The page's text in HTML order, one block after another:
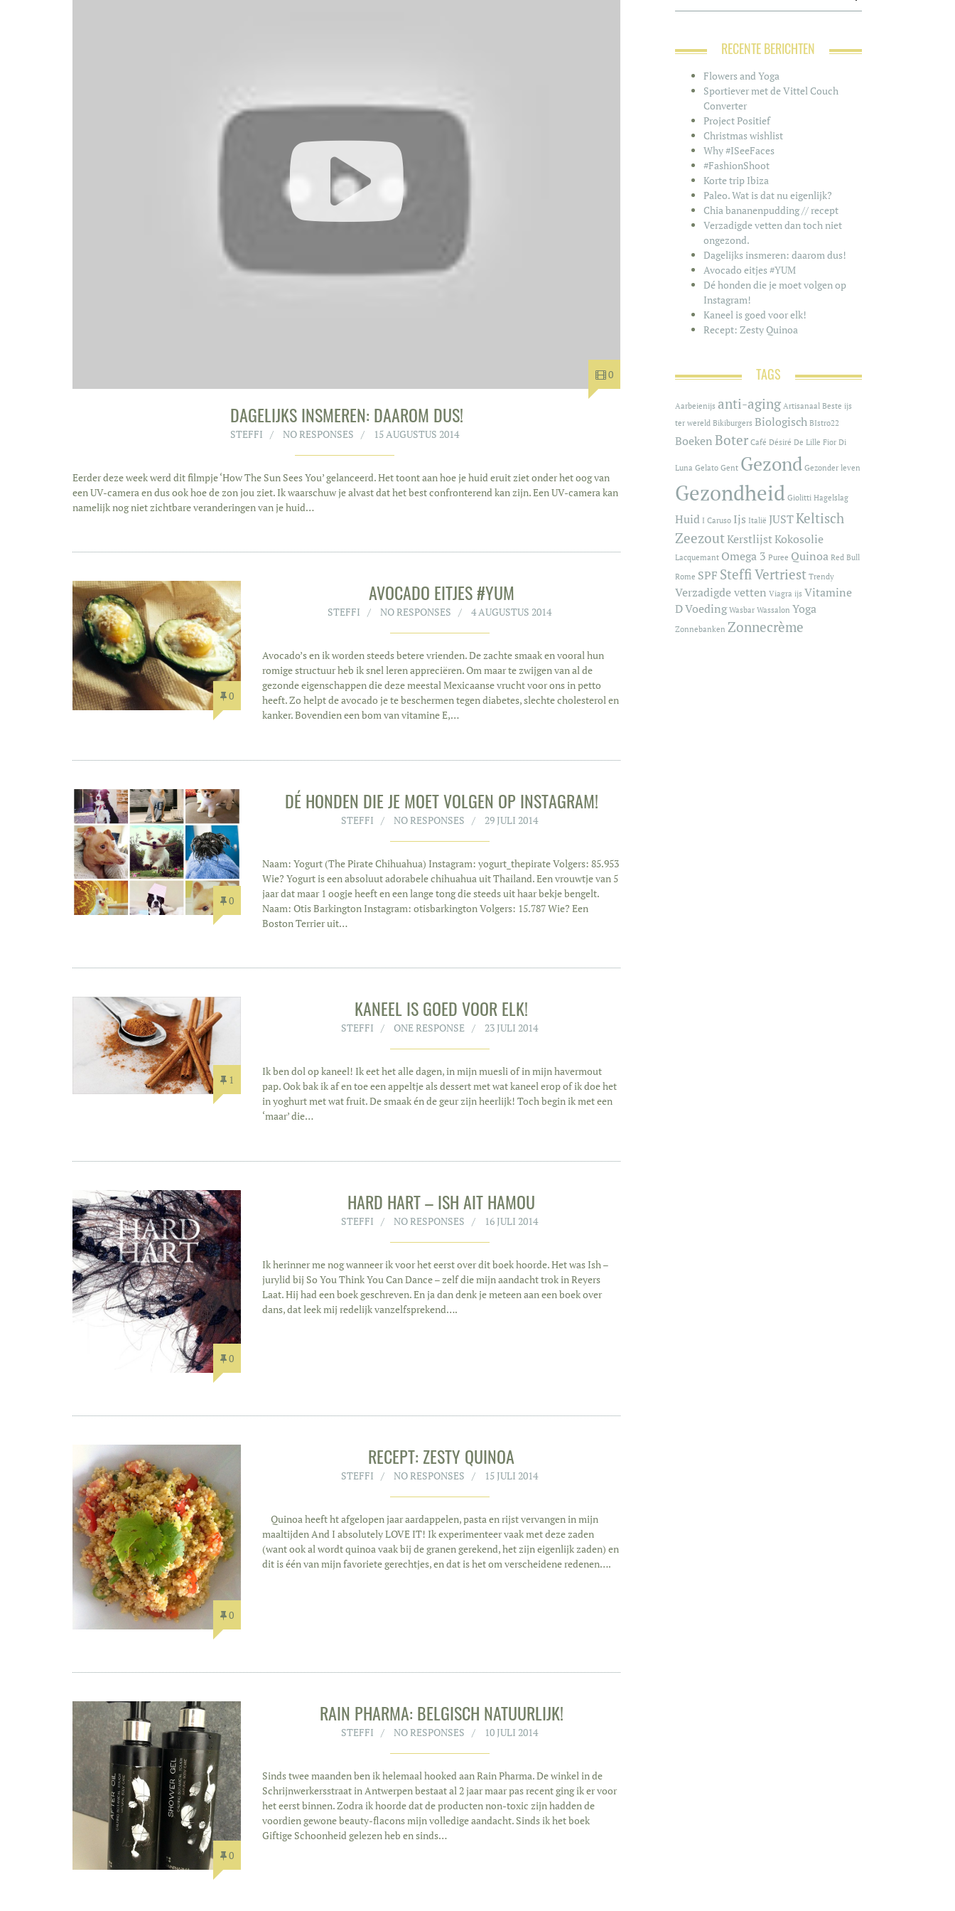
0
DAGELIJKS INSMEREN: DAAROM DUS!
STEFFI NO RESPONSES 15 AUGUSTUS 2014
Eerder deze week werd dit filmpje ‘How The Sun Sees You’ gelanceerd. Het toont aan hoe je huid eruit ziet onder het oog van
een UV-camera en dus ook hoe de zon jou ziet. Ik waarschuw je alvast dat het best confronterend kan zijn. Een UV-camera kan
namelijk nog niet zichtbare veranderingen van je huid…
0
AVOCADO EITJES #YUM
STEFFI NO RESPONSES 4 AUGUSTUS 2014
Avocado’s en ik worden steeds betere vrienden. De zachte smaak en vooral hun
romige structuur heb ik snel leren appreciëren. Om maar te zwijgen van al de
gezonde eigenschappen die deze meestal Mexicaanse vrucht voor ons in petto
heeft. Zo helpt de avocado je te beschermen tegen diabetes, slechte cholesterol en
kanker. Bovendien een bom van vitamine E,…
0
DÉ HONDEN DIE JE MOET VOLGEN OP INSTAGRAM!
STEFFI NO RESPONSES 29 JULI 2014
Naam: Yogurt (The Pirate Chihuahua) Instagram: yogurt_thepirate Volgers: 85.953
Wie? Yogurt is een absoluut adorabele chihuahua uit Thailand. Een vrouwtje van 5
jaar dat maar 1 oogje heeft en een lange tong die steeds uit haar bekje bengelt.
Naam: Otis Barkington Instagram: otisbarkington Volgers: 15.787 Wie? Een
Boston Terrier uit…
1
KANEEL IS GOED VOOR ELK!
STEFFI ONE RESPONSE 23 JULI 2014
Ik ben dol op kaneel! Ik eet het alle dagen, in mijn muesli of in mijn havermout
pap. Ook bak ik af en toe een appeltje als dessert met wat kaneel erop of ik doe het
in yoghurt met wat fruit. De smaak én de geur zijn heerlijk! Toch begin ik met een
‘maar’ die…
0
HARD HART – ISH AIT HAMOU
STEFFI NO RESPONSES 16 JULI 2014
Ik herinner me nog wanneer ik voor het eerst over dit boek hoorde. Het was Ish –
jurylid bij So You Think You Can Dance – zelf die mijn aandacht trok in Reyers
Laat. Hij had een boek geschreven. En ja dan denk je meteen aan een boek over
dans, dat leek mij redelijk vanzelfsprekend….
0
RECEPT: ZESTY QUINOA
STEFFI NO RESPONSES 15 JULI 2014
Quinoa heeft ht afgelopen jaar aardappelen, pasta en rijst vervangen in mijn
maaltijden And I absolutely LOVE IT! Ik experimenteer vaak met deze zaden
(want ook al wordt quinoa vaak bij de granen gerekend, het zijn eigenlijk zaden) en
dit is één van mijn favoriete gerechtjes, en dat is het om verscheidene redenen….
0
RAIN PHARMA: BELGISCH NATUURLIJK!
STEFFI NO RESPONSES 10 JULI 2014
Sinds twee maanden ben ik helemaal hooked aan Rain Pharma. De winkel in de
Schrijnwerkersstraat in Antwerpen bestaat al 2 jaar maar pas recent ging ik er voor
het eerst binnen. Zodra ik hoorde dat de producten non-toxic zijn hadden de
voordien gewone beauty-flacons mijn volledige aandacht. Sinds ik het boek
Giftige Schoonheid gelezen heb en sinds…
RECENTE BERICHTEN
Flowers and Yoga
Sportiever met de Vittel Couch
Converter
Project Positief
Christmas wishlist
Why #ISeeFaces
#FashionShoot
Korte trip Ibiza
Paleo. Wat is dat nu eigenlijk?
Chia bananenpudding // recept
Verzadigde vetten dan toch niet
ongezond.
Dagelijks insmeren: daarom dus!
Avocado eitjes #YUM
Dé honden die je moet volgen op
Instagram!
Kaneel is goed voor elk!
Recept: Zesty Quinoa
TAGS
Aarbeienijs anti-aging Artisanaal Beste ijs
ter wereld Bikiburgers Biologisch BIstro22
Boeken Boter Café Désiré De Lille Fior Di
Luna Gelato Gent Gezond Gezonder leven
Gezondheid Giolitti Hagelslag
Huid I Caruso Ijs Italië JUSTKeltisch
ZeezoutKerstlijstKokosolie
Lacquemant Omega 3 Puree Quinoa Red Bull
Rome SPF Steffi Vertriest Trendy
Verzadigde vetten Viagra ijs Vitamine
DVoeding Wasbar Wassalon Yoga
Zonnebanken Zonnecrème